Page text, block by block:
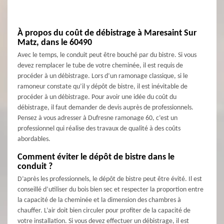
À propos du coût de débistrage à Maresaint Sur
Matz, dans le 60490
Avec le temps, le conduit peut être bouché par du bistre. Si vous
devez remplacer le tube de votre cheminée, il est requis de
procéder à un débistrage. Lors d’un ramonage classique, si le
ramoneur constate qu’il y dépôt de bistre, il est inévitable de
procéder à un débistrage. Pour avoir une idée du coût du
débistrage, il faut demander de devis auprès de professionnels.
Pensez à vous adresser à Dufresne ramonage 60, c’est un
professionnel qui réalise des travaux de qualité à des coûts
abordables.
Comment éviter le dépôt de bistre dans le
conduit ?
D’après les professionnels, le dépôt de bistre peut être évité. Il est
conseillé d’utiliser du bois bien sec et respecter la proportion entre
la capacité de la cheminée et la dimension des chambres à
chauffer. L’air doit bien circuler pour profiter de la capacité de
votre installation. Si vous devez effectuer un débistrage, il est